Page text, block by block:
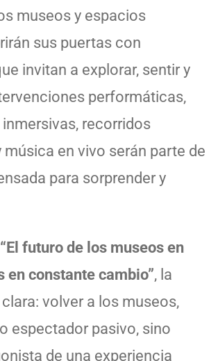
museos y espacios
sus puertas con
invitan a explorar, sentir y
performáticas,
recorridos
música en vivo serán parte de
para sorprender y
“El futuro de los museos en
en constante cambio”, la
volver a los museos,
espectador pasivo, sino
de una experiencia